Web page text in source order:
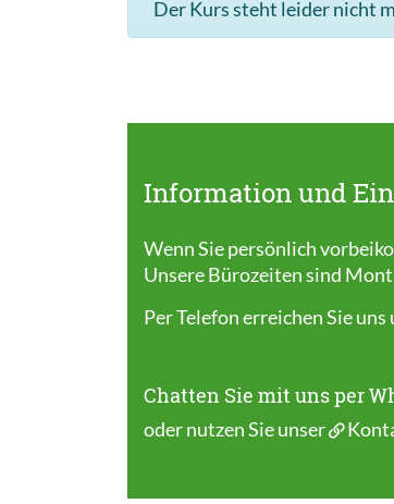
Der Kurs steht leider nicht
Information und
Wenn Sie persönlich
Unsere Bürozeiten sind
Per Telefon erreichen Sie
Chatten Sie mit uns per
oder nutzen Sie unser